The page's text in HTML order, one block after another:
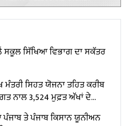
ਸਕੂਲ ਸਿੱਖਿਆ ਵਿਭਾਗ ਦਾ ਸਕੱਤਰ
ਸਿਹਤ ਯੋਜਨਾ ਤਹਿਤ ਕਰੀਬ
ਨਾਲ 3,524 ਮੁਫ਼ਤ ਅੱਖਾਂ ਦੇ
ਪੰਜਾਬ ਤੇ ਪੰਜਾਬ ਕਿਸਾਨ ਯੂਨੀਅਨ